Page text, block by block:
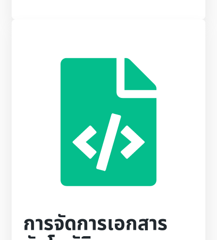
การจัดการเอกสาร